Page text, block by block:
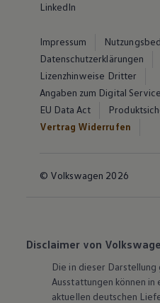
LinkedIn
Impressum
Datenschutzerklärungen
Lizenzhinweise Dritter
Angaben zum Digital
EU Data Act
Vertrag Widerrufen
© Volkswagen 2026
Disclaimer von
Die in dieser
Ausstattungen können
aktuellen deutschen